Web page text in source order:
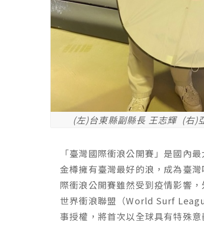
(左)台東縣副縣長 王志輝 (右)
「臺灣國際衝浪公開賽」是國內
金樽擁有臺灣最好的浪，成為臺
際衝浪公開賽雖然受到疫情影響
世界衝浪聯盟（World Surf
事授權，將首次以全球具有特殊